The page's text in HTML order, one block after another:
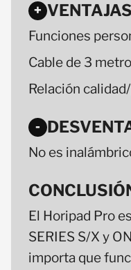
+ VENTAJAS
Funciones
Cable de 3
Relación
-
No es
El Horipad Pro
SERIES S/X y
importa que